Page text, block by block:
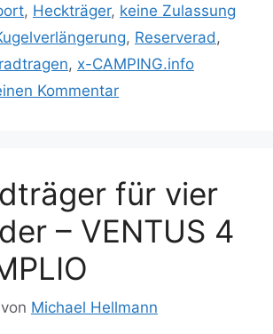
, Heckträger, keine Zulassung
, Reserverad ,
, x-CAMPING.info
Kommentar
für vier
– VENTUS 4
von Michael Hellmann